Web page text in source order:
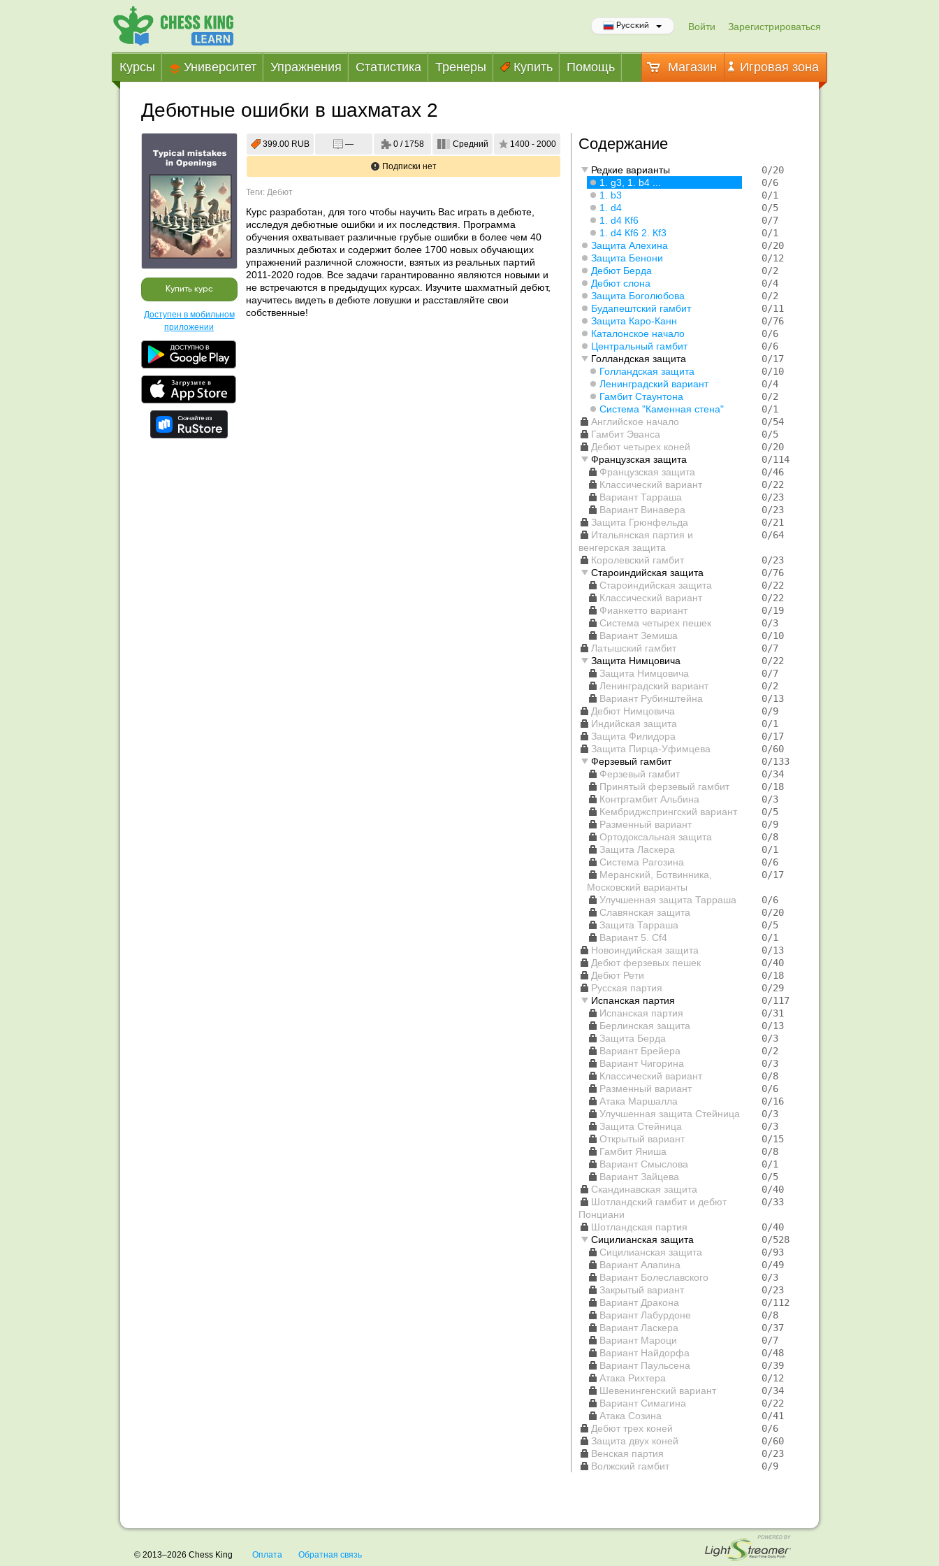
Войти Зарегистрироваться
Русский
Курсы Университет Упражнения Статистика Тренеры Купить Помощь Магазин Игровая зона
Дебютные ошибки в шахматах 2
Купить курс
Доступен в мобильном
приложении
399.00 RUB — 0 / 1758 Средний 1400 - 2000
Подписки нет
Теги: Дебют
Курс разработан, для того чтобы научить Вас играть в дебюте,
исследуя дебютные ошибки и их последствия. Программа
обучения охватывает различные грубые ошибки в более чем 40
различных дебютах и содержит более 1700 новых обучающих
упражнений различной сложности, взятых из реальных партий
2011-2020 годов. Все задачи гарантированно являются новыми и
не встречаются в предыдущих курсах. Изучите шахматный дебют,
научитесь видеть в дебюте ловушки и расставляйте свои
собственные!
Содержание
Редкие варианты
   0/20
1. g3, 1. b4 ...
   0/6
1. b3
   0/1
1. d4
   0/5
1. d4 Кf6
   0/7
1. d4 Кf6 2. Кf3
   0/1
Защита Алехина
   0/20
Защита Бенони
   0/12
Дебют Берда
   0/2
Дебют слона
   0/4
Защита Боголюбова
   0/2
Будапештский гамбит
   0/11
Защита Каро-Канн
   0/76
Каталонское начало
   0/6
Центральный гамбит
   0/6
Голландская защита
   0/17
Голландская защита
   0/10
Ленинградский вариант
   0/4
Гамбит Стаунтона
   0/2
Система "Каменная стена"
   0/1
Английское начало
   0/54
Гамбит Эванса
   0/5
Дебют четырех коней
   0/20
Французская защита
   0/114
Французская защита
   0/46
Классический вариант
   0/22
Вариант Тарраша
   0/23
Вариант Винавера
   0/23
Защита Грюнфельда
   0/21
Итальянская партия и
венгерская защита
   0/64
Королевский гамбит
   0/23
Староиндийская защита
   0/76
Староиндийская защита
   0/22
Классический вариант
   0/22
Фианкетто вариант
   0/19
Система четырех пешек
   0/3
Вариант Земиша
   0/10
Латышский гамбит
   0/7
Защита Нимцовича
   0/22
Защита Нимцовича
   0/7
Ленинградский вариант
   0/2
Вариант Рубинштейна
   0/13
Дебют Нимцовича
   0/9
Индийская защита
   0/1
Защита Филидора
   0/17
Защита Пирца-Уфимцева
   0/60
Ферзевый гамбит
   0/133
Ферзевый гамбит
   0/34
Принятый ферзевый гамбит
   0/18
Контргамбит Альбина
   0/3
Кембриджспрингский вариант
   0/5
Разменный вариант
   0/9
Ортодоксальная защита
   0/8
Защита Ласкера
   0/1
Система Рагозина
   0/6
Меранский, Ботвинника,
Московский варианты
   0/17
Улучшенная защита Тарраша
   0/6
Славянская защита
   0/20
Защита Тарраша
   0/5
Вариант 5. Сf4
   0/1
Новоиндийская защита
   0/13
Дебют ферзевых пешек
   0/40
Дебют Рети
   0/18
Русская партия
   0/29
Испанская партия
   0/117
Испанская партия
   0/31
Берлинская защита
   0/13
Защита Берда
   0/3
Вариант Брейера
   0/2
Вариант Чигорина
   0/3
Классический вариант
   0/8
Разменный вариант
   0/6
Атака Маршалла
   0/16
Улучшенная защита Стейница
   0/3
Защита Стейница
   0/3
Открытый вариант
   0/15
Гамбит Яниша
   0/8
Вариант Смыслова
   0/1
Вариант Зайцева
   0/5
Скандинавская защита
   0/40
Шотландский гамбит и дебют
Понциани
   0/33
Шотландская партия
   0/40
Сицилианская защита
   0/528
Сицилианская защита
   0/93
Вариант Алапина
   0/49
Вариант Болеславского
   0/3
Закрытый вариант
   0/23
Вариант Дракона
   0/112
Вариант Лабурдоне
   0/8
Вариант Ласкера
   0/37
Вариант Мароци
   0/7
Вариант Найдорфа
   0/48
Вариант Паульсена
   0/39
Атака Рихтера
   0/12
Шевенингенский вариант
   0/34
Вариант Симагина
   0/22
Атака Созина
   0/41
Дебют трех коней
   0/6
Защита двух коней
   0/60
Венская партия
   0/23
Волжский гамбит
   0/9
© 2013–2026 Chess King Оплата Обратная связь